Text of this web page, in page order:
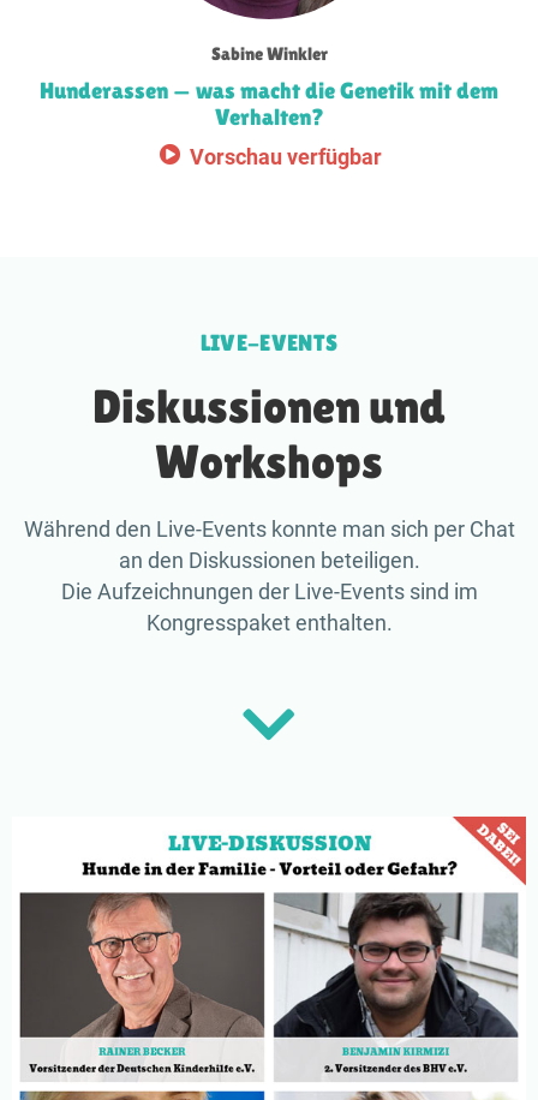
Sabine Winkler
Hunderassen — was macht die Genetik mit dem
Verhalten?
Vorschau verfügbar
LIVE-EVENTS
Diskussionen und
Workshops
Während den Live-Events konnte man sich per Chat
an den Diskussionen beteiligen.
Die Aufzeichnungen der Live-Events sind im
Kongresspaket enthalten.